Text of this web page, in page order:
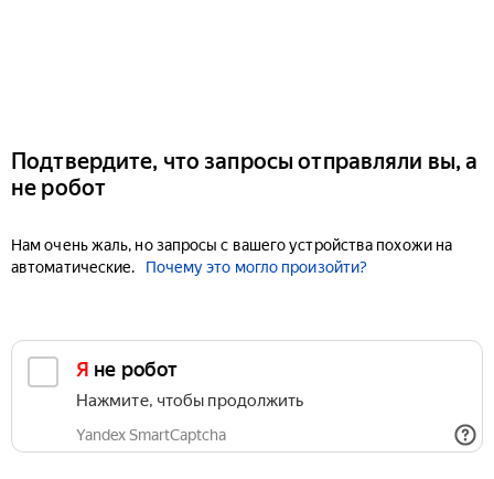
Подтвердите, что запросы отправляли вы, а
не робот
Нам очень жаль, но запросы с вашего устройства похожи на
автоматические.
Почему это могло произойти?
Я не робот
Нажмите, чтобы продолжить
Yandex SmartCaptcha